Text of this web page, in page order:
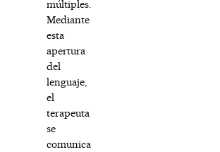
múltiples.
Mediante
esta
apertura
del
lenguaje,
el
terapeuta
se
comunica